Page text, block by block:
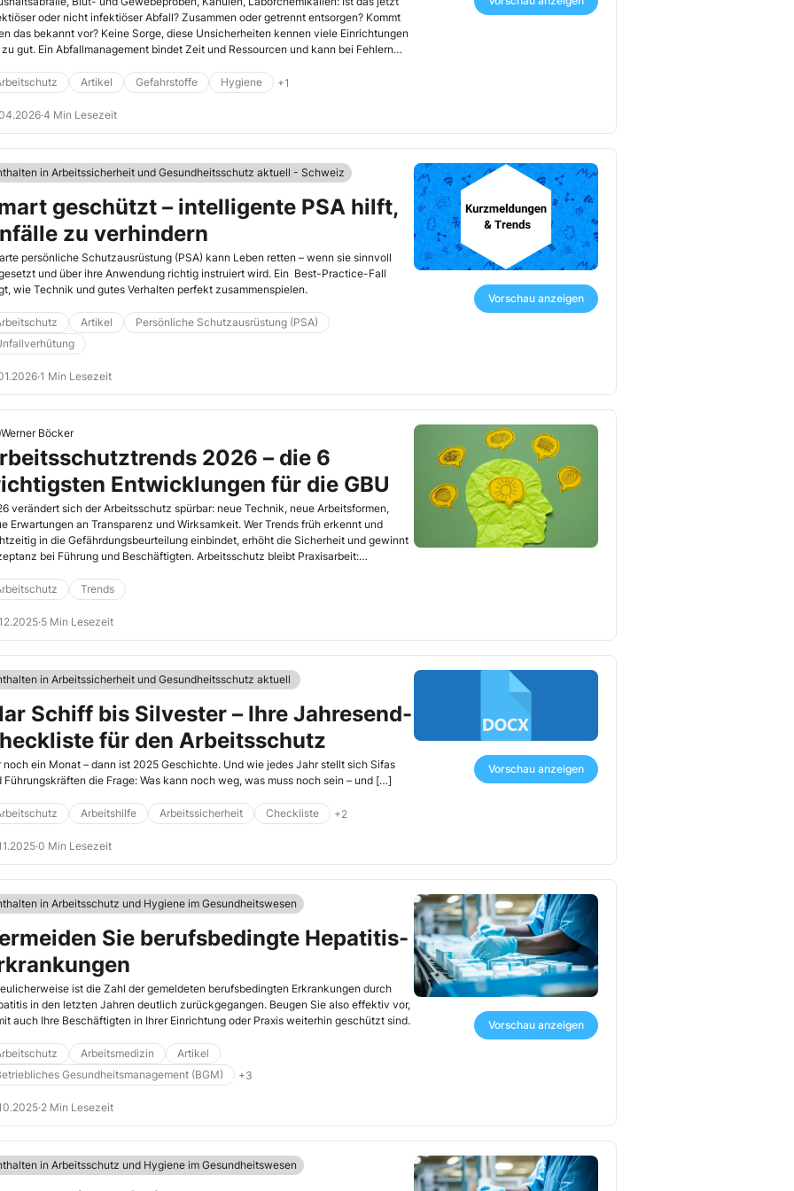
oder nicht infektiöser Abfall? Zusammen oder getrennt entsorgen? Kommt
das bekannt vor? Keine Sorge, diese Unsicherheiten kennen viele Einrichtungen
zu gut. Ein Abfallmanagement bindet Zeit und Ressourcen und kann bei Fehlern
Artikel Gefahrstoffe Hygiene +1
·4 Min Lesezeit
in Arbeitssicherheit und Gesundheitsschutz aktuell - Schweiz
geschützt – intelligente PSA hilft,
zu verhindern
persönliche Schutzausrüstung (PSA) kann Leben retten – wenn sie sinnvoll
und über ihre Anwendung richtig instruiert wird. Ein Best-Practice-Fall
wie Technik und gutes Verhalten perfekt zusammenspielen.
Artikel
Persönliche Schutzausrüstung (PSA)
·1 Min Lesezeit
Vorschau anzeigen
Werner Böcker
2026 – die 6
Entwicklungen für die GBU
verändert sich der Arbeitsschutz spürbar: neue Technik, neue Arbeitsformen,
Erwartungen an Transparenz und Wirksamkeit. Wer Trends früh erkennt und
in die Gefährdungsbeurteilung einbindet, erhöht die Sicherheit und gewinnt
bei Führung und Beschäftigten. Arbeitsschutz bleibt Praxisarbeit:
prägen. Sie zeigen, wo Sie konkret ansetzen, welche Stolpersteine
auftreten und wie Sie Maßnahmen schlank, verständlich und
gestalten.
Trends
·5 Min Lesezeit
in Arbeitssicherheit und Gesundheitsschutz aktuell
Schiff bis Silvester – Ihre Jahresend-
für den Arbeitsschutz
noch ein Monat – dann ist 2025 Geschichte. Und wie jedes Jahr stellt sich Sifas
Führungskräften die Frage: Was kann noch weg, was muss noch sein – und […]
Arbeitshilfe Arbeitssicherheit Checkliste +2
·0 Min Lesezeit
Vorschau anzeigen
in Arbeitsschutz und Hygiene im Gesundheitswesen
Sie berufsbedingte Hepatitis-
ist die Zahl der gemeldeten berufsbedingten Erkrankungen durch
in den letzten Jahren deutlich zurückgegangen. Beugen Sie also effektiv vor,
auch Ihre Beschäftigten in Ihrer Einrichtung oder Praxis weiterhin geschützt sind.
Arbeitsmedizin
Artikel
Gesundheitsmanagement (BGM)
+3
·2 Min Lesezeit
Vorschau anzeigen
in Arbeitsschutz und Hygiene im Gesundheitswesen